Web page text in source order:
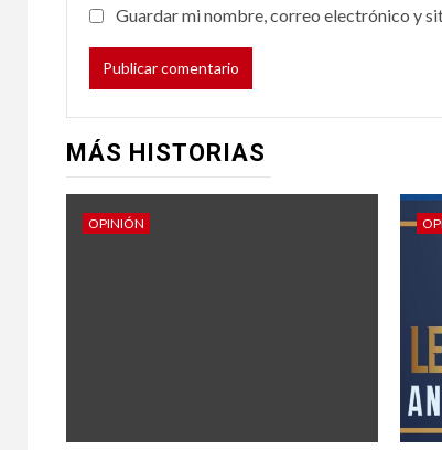
Guardar mi nombre, correo electrónico y
MÁS HISTORIAS
OPINIÓN